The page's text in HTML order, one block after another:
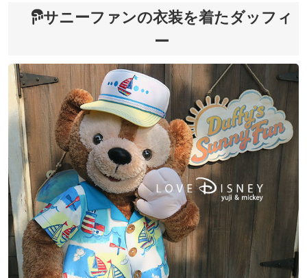
サニーファンの衣装を着たダッフィ
ー